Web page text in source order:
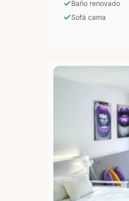
Baño renovado
Sofá cama